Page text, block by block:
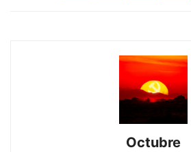
Octubre